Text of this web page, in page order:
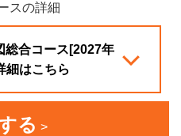
スの詳細
総合コース[2027年
細はこちら
る